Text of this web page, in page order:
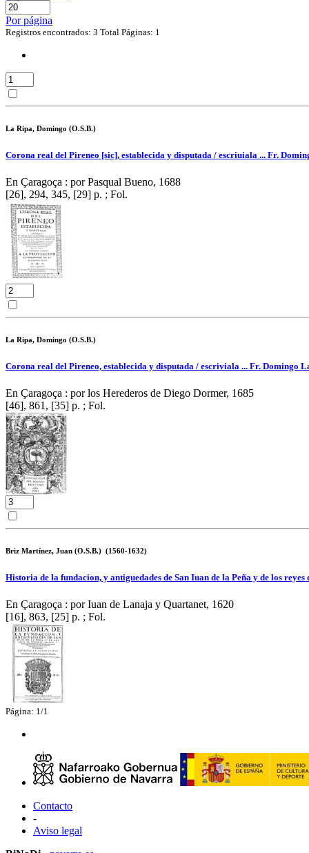
Por página
Registros encontrados: 3 Total Páginas: 1
La Ripa, Domingo (O.S.B.)
Corona real del Pireneo [sic], establecida y disputada / escriuiala ... Fr.
En Çaragoça : por Pasqual Bueno, 1688
[26], 294, 345, [29] p. ; Fol.
La Ripa, Domingo (O.S.B.)
Corona real del Pireneo, establecida y disputada / escriviala ... Fr. Domingo
En Çaragoça : por los Herederos de Diego Dormer, 1685
[46], 861, [35] p. ; Fol.
Briz Martínez, Juan (O.S.B.) (1560-1632)
Historia de la fundacion, y antiguedades de San Iuan de la Peña y de los
En Çaragoça : por Iuan de Lanaja y Quartanet, 1620
[16], 863, [25] p. ; Fol.
Página: 1/1
Contacto
-
Aviso legal